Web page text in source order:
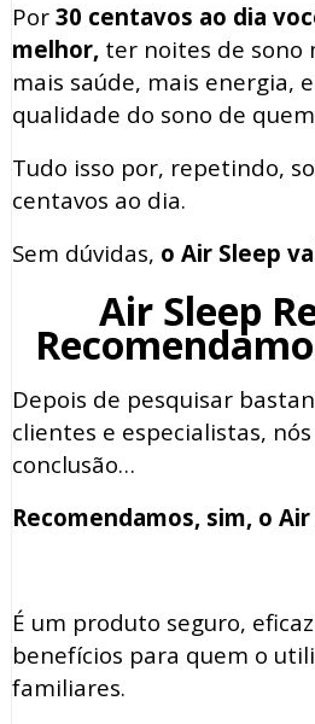
Por 30 centavos ao dia
melhor, ter noites de sono
mais saúde, mais energia,
qualidade do sono de
Tudo isso por, repetindo,
centavos ao dia.
Sem dúvidas, o Air Sleep
Air Sleep
Depois de pesquisar
clientes e especialistas,
conclusão…
Recomendamos, sim, o Air
É um produto seguro,
benefícios para quem o
familiares.